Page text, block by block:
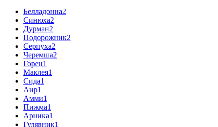
Белладонна2
Синюха2
Дурман2
Подорожник2
Серпуха2
Черемша2
Горец1
Маклея1
Сида1
Аир1
Амми1
Пижма1
Арника1
Гулявник1